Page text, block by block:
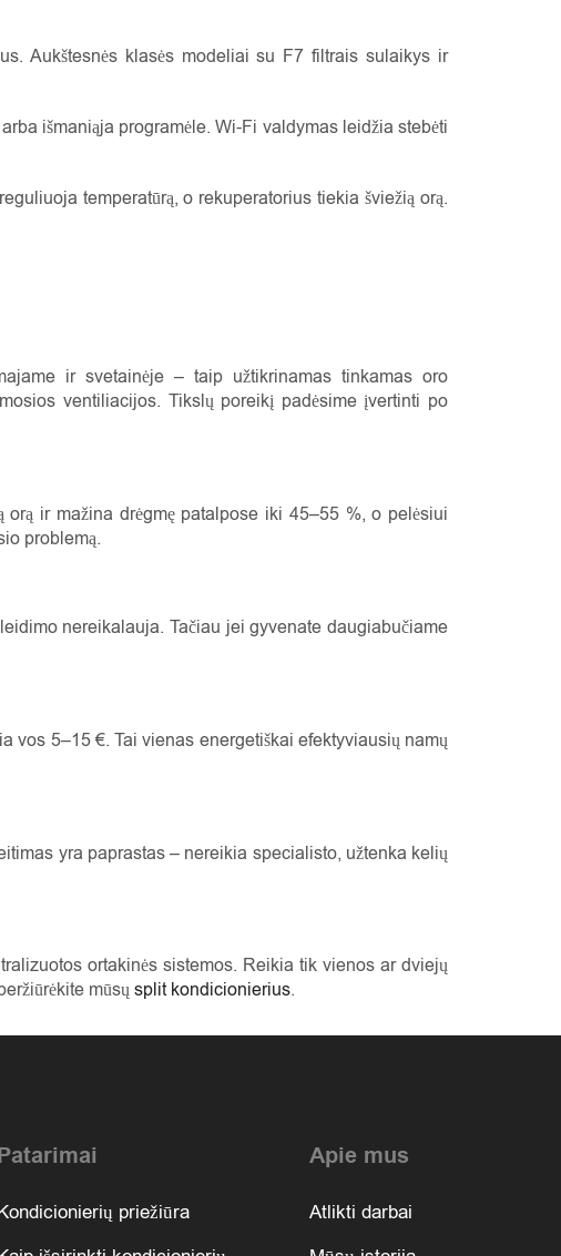
Aukštesnės klasės modeliai su F7 filtrais sulaikys ir
išmaniąja programėle. Wi-Fi valdymas leidžia stebėti
temperatūrą, o rekuperatorius tiekia šviežią orą.
ir svetainėje – taip užtikrinamas tinkamas oro
ventiliacijos. Tikslų poreikį padėsime įvertinti po
ir mažina drėgmę patalpose iki 45–55 %, o pelėsiui
problemą.
nereikalauja. Tačiau jei gyvenate daugiabučiame
vos 5–15 €. Tai vienas energetiškai efektyviausių namų
yra paprastas – nereikia specialisto, užtenka kelių
ortakinės sistemos. Reikia tik vienos ar dviejų
mūsųsplit kondicionierius.
priežiūra
Apie mus
Atlikti darbai